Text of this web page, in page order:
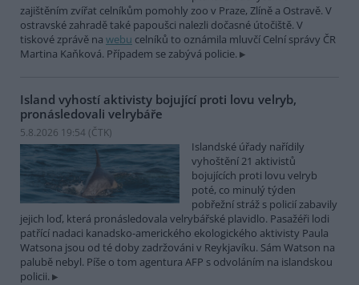
zajištěním zvířat celníkům pomohly zoo v Praze, Zlíně a Ostravě. V
ostravské zahradě také papoušci nalezli dočasné útočiště. V
tiskové zprávě na webu celníků to oznámila mluvčí Celní správy ČR
Martina Kaňková. Případem se zabývá policie.
Island vyhostí aktivisty bojující proti lovu velryb,
pronásledovali velrybáře
5.8.2026 19:54 (ČTK)
Islandské úřady nařídily
vyhoštění 21 aktivistů
bojujících proti lovu velryb
poté, co minulý týden
pobřežní stráž s policií zabavily
jejich loď, která pronásledovala velrybářské plavidlo. Pasažéři lodi
patřící nadaci kanadsko-amerického ekologického aktivisty Paula
Watsona jsou od té doby zadržováni v Reykjavíku. Sám Watson na
palubě nebyl. Píše o tom agentura AFP s odvoláním na islandskou
policii.